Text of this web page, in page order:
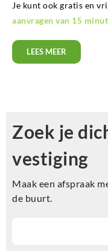
Je kunt ook gratis en
aanvragen van 15
LEES MEER
Zoek je
vestiging
Maak een afspraak
de buurt.